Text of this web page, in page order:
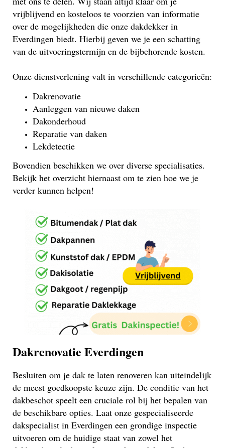
vrijblijvend en kosteloos te voorzien van informatie
over de mogelijkheden die onze dakdekker in
Everdingen biedt. Hierbij geven we je een schatting
van de uitvoeringstermijn en de bijbehorende kosten.
Onze dienstverlening valt in verschillende categorieën:
Dakrenovatie
Aanleggen van nieuwe daken
Dakonderhoud
Reparatie van daken
Lekdetectie
Bovendien beschikken we over diverse specialisaties.
Bekijk het overzicht hiernaast om te zien hoe we je
verder kunnen helpen!
Dakrenovatie Everdingen
Besluiten om je dak te laten renoveren kan uiteindelijk
de meest goedkoopste keuze zijn. De conditie van het
dakbeschot speelt een cruciale rol bij het bepalen van
de beschikbare opties. Laat onze gespecialiseerde
dakspecialist in Everdingen een grondige inspectie
uitvoeren om de huidige staat van zowel het